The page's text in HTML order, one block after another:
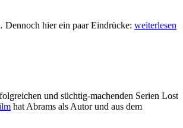
hier ein paar Eindrücke: Laith
weiterlesen
und süchtig-machenden Serien Lost
hat Abrams als Autor und aus dem